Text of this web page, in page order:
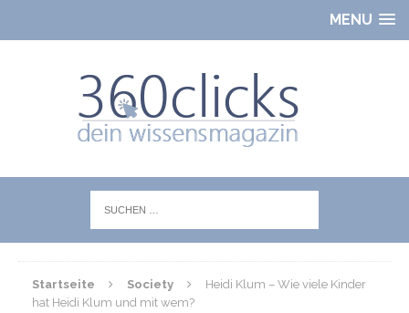
MENU
Startseite Society
Heidi Klum – Wie viele Kinder
hat Heidi Klum und mit wem?